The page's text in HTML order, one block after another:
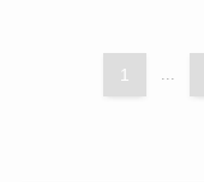
1 ...